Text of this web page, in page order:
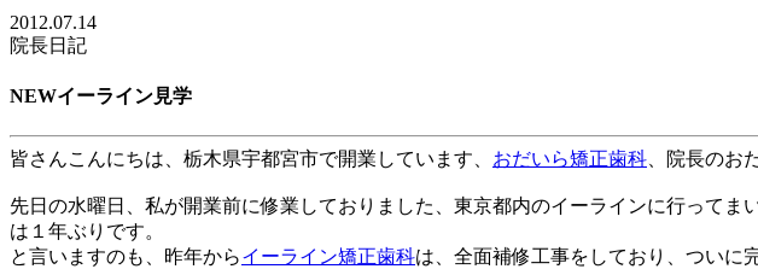
2012.07.14
院長日記
NEWイーライン見学
皆さんこんにちは、 栃木県宇都宮市で開業しています、 おだいら矯正歯科、院長のお
先日の水曜日、私が開業前に修業しておりました、東京都内のイーラインに行って
は１年ぶりです。
と言いますのも、昨年からイーライン矯正歯科は、全面補修工事をしており、ついに